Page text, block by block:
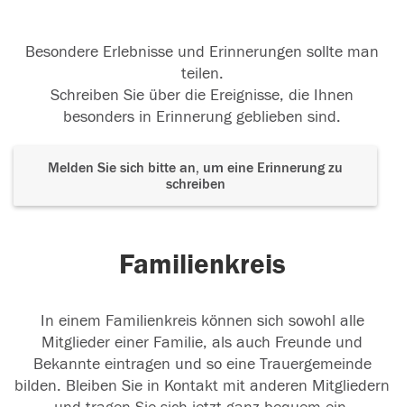
Besondere Erlebnisse und Erinnerungen sollte man
teilen.
Schreiben Sie über die Ereignisse, die Ihnen
besonders in Erinnerung geblieben sind.
Melden Sie sich bitte an, um eine Erinnerung zu
schreiben
Familienkreis
In einem Familienkreis können sich sowohl alle
Mitglieder einer Familie, als auch Freunde und
Bekannte eintragen und so eine Trauergemeinde
bilden. Bleiben Sie in Kontakt mit anderen Mitgliedern